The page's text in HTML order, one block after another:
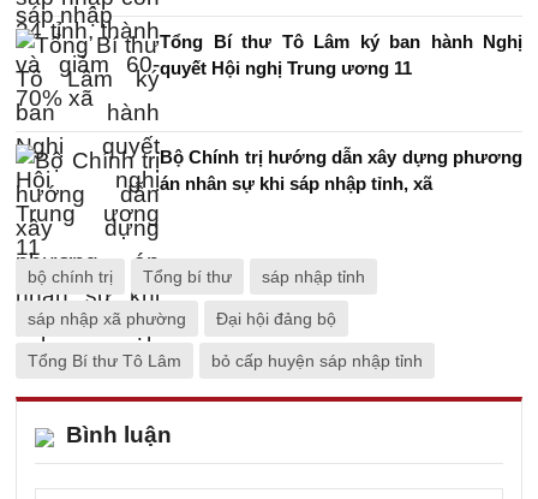
Tổng Bí thư Tô Lâm ký ban hành Nghị
quyết Hội nghị Trung ương 11
Bộ Chính trị hướng dẫn xây dựng phương
án nhân sự khi sáp nhập tỉnh, xã
bộ chính trị Tổng bí thư sáp nhập tỉnh
sáp nhập xã phường Đại hội đảng bộ
Tổng Bí thư Tô Lâm bỏ cấp huyện sáp nhập tỉnh
Bình luận